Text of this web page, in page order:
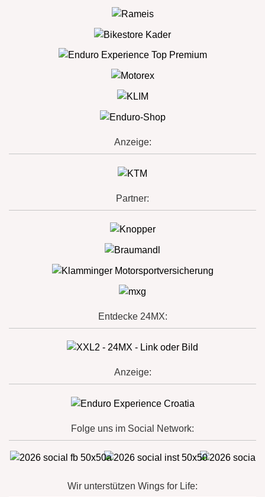
Anzeige:
Partner:
Entdecke 24MX:
Anzeige:
Folge uns im Social Network:
Wir unterstützen Wings for Life: